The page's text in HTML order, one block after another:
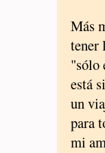
Más
tener
"sólo
está
un
para
mi